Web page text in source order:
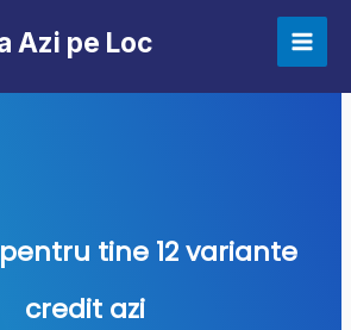
Azi pe Loc
tine 12 variante
credit azi